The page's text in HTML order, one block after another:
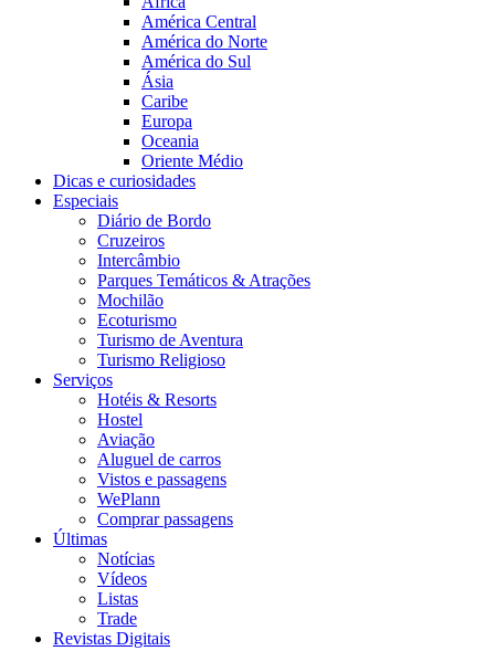
América Central
América do Norte
América do Sul
Ásia
Caribe
Europa
Oceania
Oriente Médio
Dicas e curiosidades
Especiais
Diário de Bordo
Cruzeiros
Intercâmbio
Parques Temáticos & Atrações
Mochilão
Ecoturismo
Turismo de Aventura
Turismo Religioso
Serviços
Hotéis & Resorts
Hostel
Aviação
Aluguel de carros
Vistos e passagens
WePlann
Comprar passagens
Últimas
Notícias
Vídeos
Listas
Trade
Revistas Digitais